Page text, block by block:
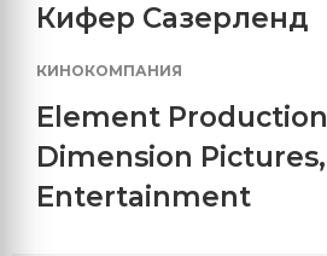
Кифер Сазерленд
КИНОКОМПАНИЯ
Element Production
Dimension Pictures,
Entertainment